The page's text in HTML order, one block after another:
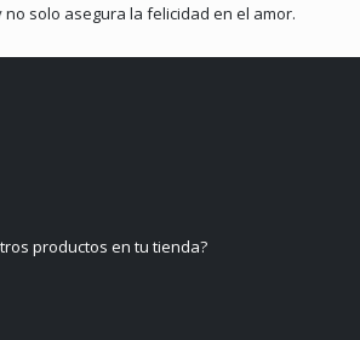
no solo asegura la felicidad en el amor.
productos en tu tienda?